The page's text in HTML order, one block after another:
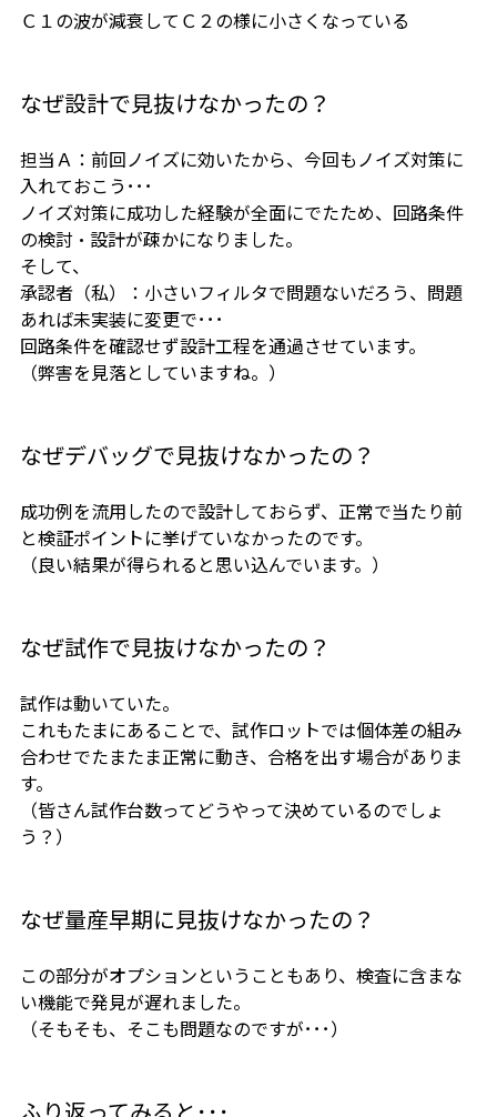
Ｃ１の波が減衰してＣ２の様に小さくなっている
なぜ設計で見抜けなかったの？
担当Ａ：前回ノイズに効いたから、今回もノイズ対策に
入れておこう･･･
ノイズ対策に成功した経験が全面にでたため、回路条件
の検討・設計が疎かになりました。
そして、
承認者（私）：小さいフィルタで問題ないだろう、問題
あれば未実装に変更で･･･
回路条件を確認せず設計工程を通過させています。
（弊害を見落としていますね。）
なぜデバッグで見抜けなかったの？
成功例を流用したので設計しておらず、正常で当たり前
と検証ポイントに挙げていなかったのです。
（良い結果が得られると思い込んでいます。）
なぜ試作で見抜けなかったの？
試作は動いていた。
これもたまにあることで、試作ロットでは個体差の組み
合わせでたまたま正常に動き、合格を出す場合がありま
す。
（皆さん試作台数ってどうやって決めているのでしょ
う？）
なぜ量産早期に見抜けなかったの？
この部分がオプションということもあり、検査に含まな
い機能で発見が遅れました。
（そもそも、そこも問題なのですが･･･）